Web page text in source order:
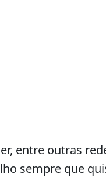
entre outras
sempre que